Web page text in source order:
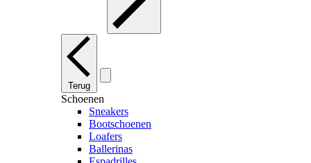
Terug
Schoenen
Sneakers
Bootschoenen
Loafers
Ballerinas